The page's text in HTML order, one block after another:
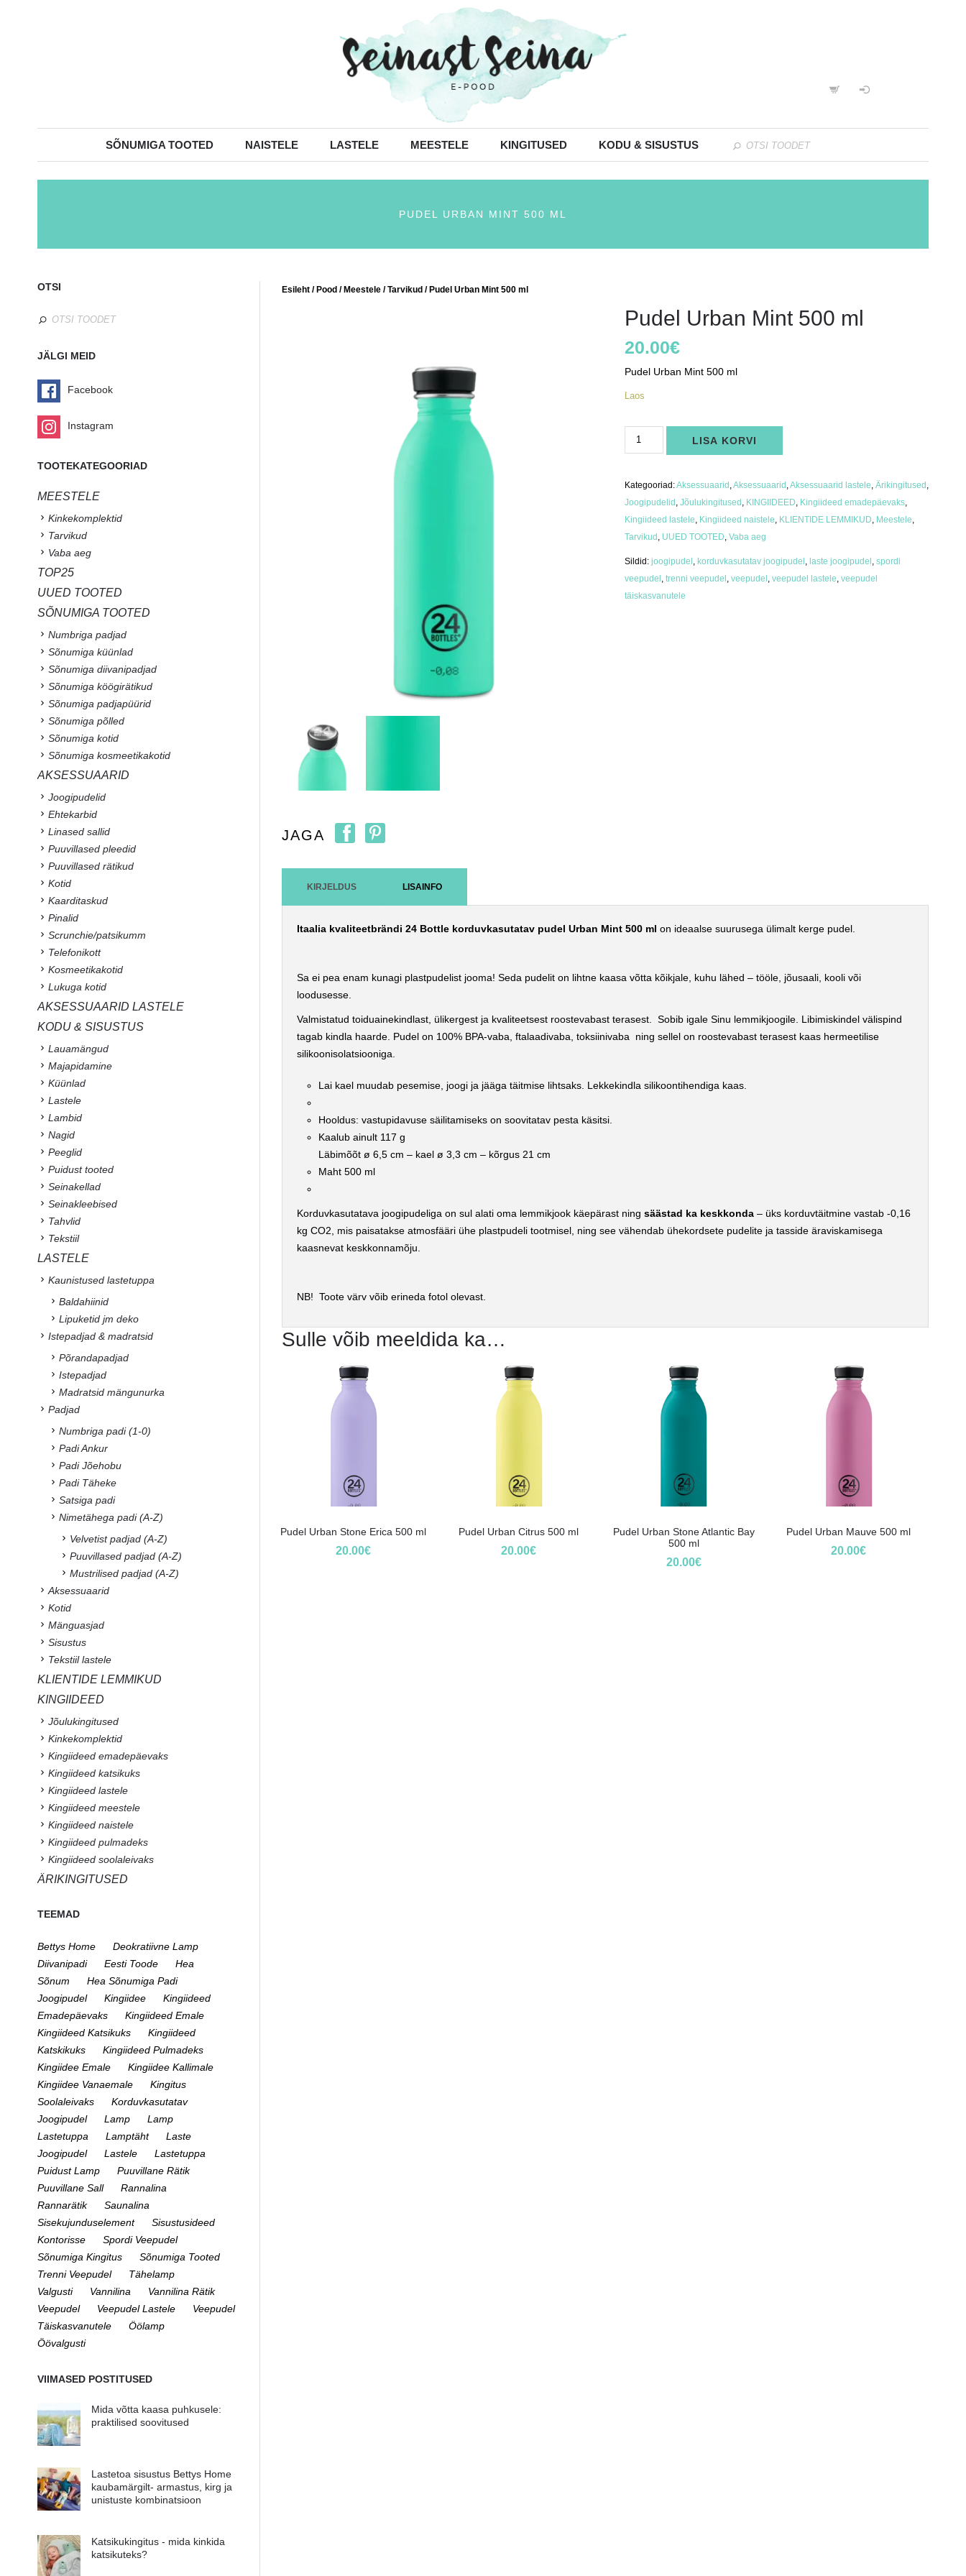
SÕNUMIGA TOOTED NAISTELE LASTELE MEESTELE KINGITUSED KODU & SISUSTUS
PUDEL URBAN MINT 500 ML
Esileht /Pood /Meestele /Tarvikud / Pudel Urban Mint 500 ml
Pudel Urban Mint 500 ml
20.00€
Pudel Urban Mint 500 ml
Laos
Urban
Mint
kogus
LISA KORVI
Kategooriad:Aksessuaarid ,Aksessuaarid ,Aksessuaarid lastele ,Ärikingitused
Joogipudelid ,Jõulukingitused KINGIIDEED Kingiideed emadepäevaks
Kingiideed lastele Kingiideed naistele KLIENTIDE LEMMIKUD Meestele
Tarvikud UUED TOOTED ,Vaba aeg
Sildid:joogipudel ,korduvkasutatav joogipudel ,laste joogipudel ,spordi
veepudel ,trenni veepudel ,veepudel ,veepudel lastele ,veepudel
täiskasvanutele
JAGA
KIRJELDUS LISAINFO
Itaalia kvaliteetbrändi 24 Bottle korduvkasutatav pudel Urban Mint 500 ml on ideaalse suurusega ülimalt kerge pudel.
Sa ei pea enam kunagi plastpudelist jooma! Seda pudelit on lihtne kaasa võtta kõikjale, kuhu lähed – tööle, jõusaali, kooli või
loodusesse.
Valmistatud toiduainekindlast, ülikergest ja kvaliteetsest roostevabast terasest. Sobib igale Sinu lemmikjoogile. Libimiskindel välispind
tagab kindla haarde. Pudel on 100% BPA-vaba, ftalaadivaba, toksiinivaba ning sellel on roostevabast terasest kaas hermeetilise
silikoonisolatsiooniga.
Lai kael muudab pesemise, joogi ja jääga täitmise lihtsaks. Lekkekindla silikoontihendiga kaas.
Hooldus: vastupidavuse säilitamiseks on soovitatav pesta käsitsi.
Kaalub ainult 117 g
Läbimõõt ø 6,5 cm – kael ø 3,3 cm – kõrgus 21 cm
Maht 500 ml
Korduvkasutatava joogipudeliga on sul alati oma lemmikjook käepärast ningsäästad ka keskkonda – üks korduvtäitmine vastab -0,16
kg CO2, mis paisatakse atmosfääri ühe plastpudeli tootmisel, ning see vähendab ühekordsete pudelite ja tasside äraviskamisega
kaasnevat keskkonnamõju.
NB! Toote värv võib erineda fotol olevast.
Sulle võib meeldida ka…
Pudel Urban Stone Erica 500 ml
20.00€
Pudel Urban Citrus 500 ml
20.00€
Pudel Urban Stone Atlantic Bay
500 ml
20.00€
Pudel Urban Mauve 500 ml
20.00€
OTSI
JÄLGI MEID
Facebook
Instagram
TOOTEKATEGOORIAD
MEESTELE
Kinkekomplektid
Tarvikud
Vaba aeg
TOP25
UUED TOOTED
SÕNUMIGA TOOTED
Numbriga padjad
Sõnumiga küünlad
Sõnumiga diivanipadjad
Sõnumiga köögirätikud
Sõnumiga padjapüürid
Sõnumiga põlled
Sõnumiga kotid
Sõnumiga kosmeetikakotid
AKSESSUAARID
Joogipudelid
Ehtekarbid
Linased sallid
Puuvillased pleedid
Puuvillased rätikud
Kotid
Kaarditaskud
Pinalid
Scrunchie/patsikumm
Telefonikott
Kosmeetikakotid
Lukuga kotid
AKSESSUAARID LASTELE
KODU & SISUSTUS
Lauamängud
Majapidamine
Küünlad
Lastele
Lambid
Nagid
Peeglid
Puidust tooted
Seinakellad
Seinakleebised
Tahvlid
Tekstiil
LASTELE
Kaunistused lastetuppa
Baldahiinid
Lipuketid jm deko
Istepadjad & madratsid
Põrandapadjad
Istepadjad
Madratsid mängunurka
Padjad
Numbriga padi (1-0)
Padi Ankur
Padi Jõehobu
Padi Täheke
Satsiga padi
Nimetähega padi (A-Z)
Velvetist padjad (A-Z)
Puuvillased padjad (A-Z)
Mustrilised padjad (A-Z)
Aksessuaarid
Kotid
Mänguasjad
Sisustus
Tekstiil lastele
KLIENTIDE LEMMIKUD
KINGIIDEED
Jõulukingitused
Kinkekomplektid
Kingiideed emadepäevaks
Kingiideed katsikuks
Kingiideed lastele
Kingiideed meestele
Kingiideed naistele
Kingiideed pulmadeks
Kingiideed soolaleivaks
ÄRIKINGITUSED
TEEMAD
Bettys Home
Deokratiivne Lamp
Diivanipadi
Eesti Toode
Hea
Sõnum
Hea Sõnumiga Padi
Joogipudel
Kingiidee
Kingiideed
Emadepäevaks
Kingiideed Emale
Kingiideed Katsikuks
Kingiideed
Katskikuks
Kingiideed Pulmadeks
Kingiidee Emale
Kingiidee Kallimale
Kingiidee Vanaemale
Kingitus
Soolaleivaks
Korduvkasutatav
Joogipudel
Lamp
Lamp
Lastetuppa
Lamptäht
Laste
Joogipudel
Lastele
Lastetuppa
Puidust Lamp
Puuvillane Rätik
Puuvillane Sall
Rannalina
Rannarätik
Saunalina
Sisekujunduselement
Sisustusideed
Kontorisse
Spordi Veepudel
Sõnumiga Kingitus
Sõnumiga Tooted
Trenni Veepudel
Tähelamp
Valgusti
Vannilina
Vannilina Rätik
Veepudel
Veepudel Lastele
Veepudel
Täiskasvanutele
Öölamp
Öövalgusti
VIIMASED POSTITUSED
Mida võtta kaasa puhkusele:
praktilised soovitused
Lastetoa sisustus Bettys Home
kaubamärgilt- armastus, kirg ja
unistuste kombinatsioon
Katsikukingitus - mida kinkida
katsikuteks?